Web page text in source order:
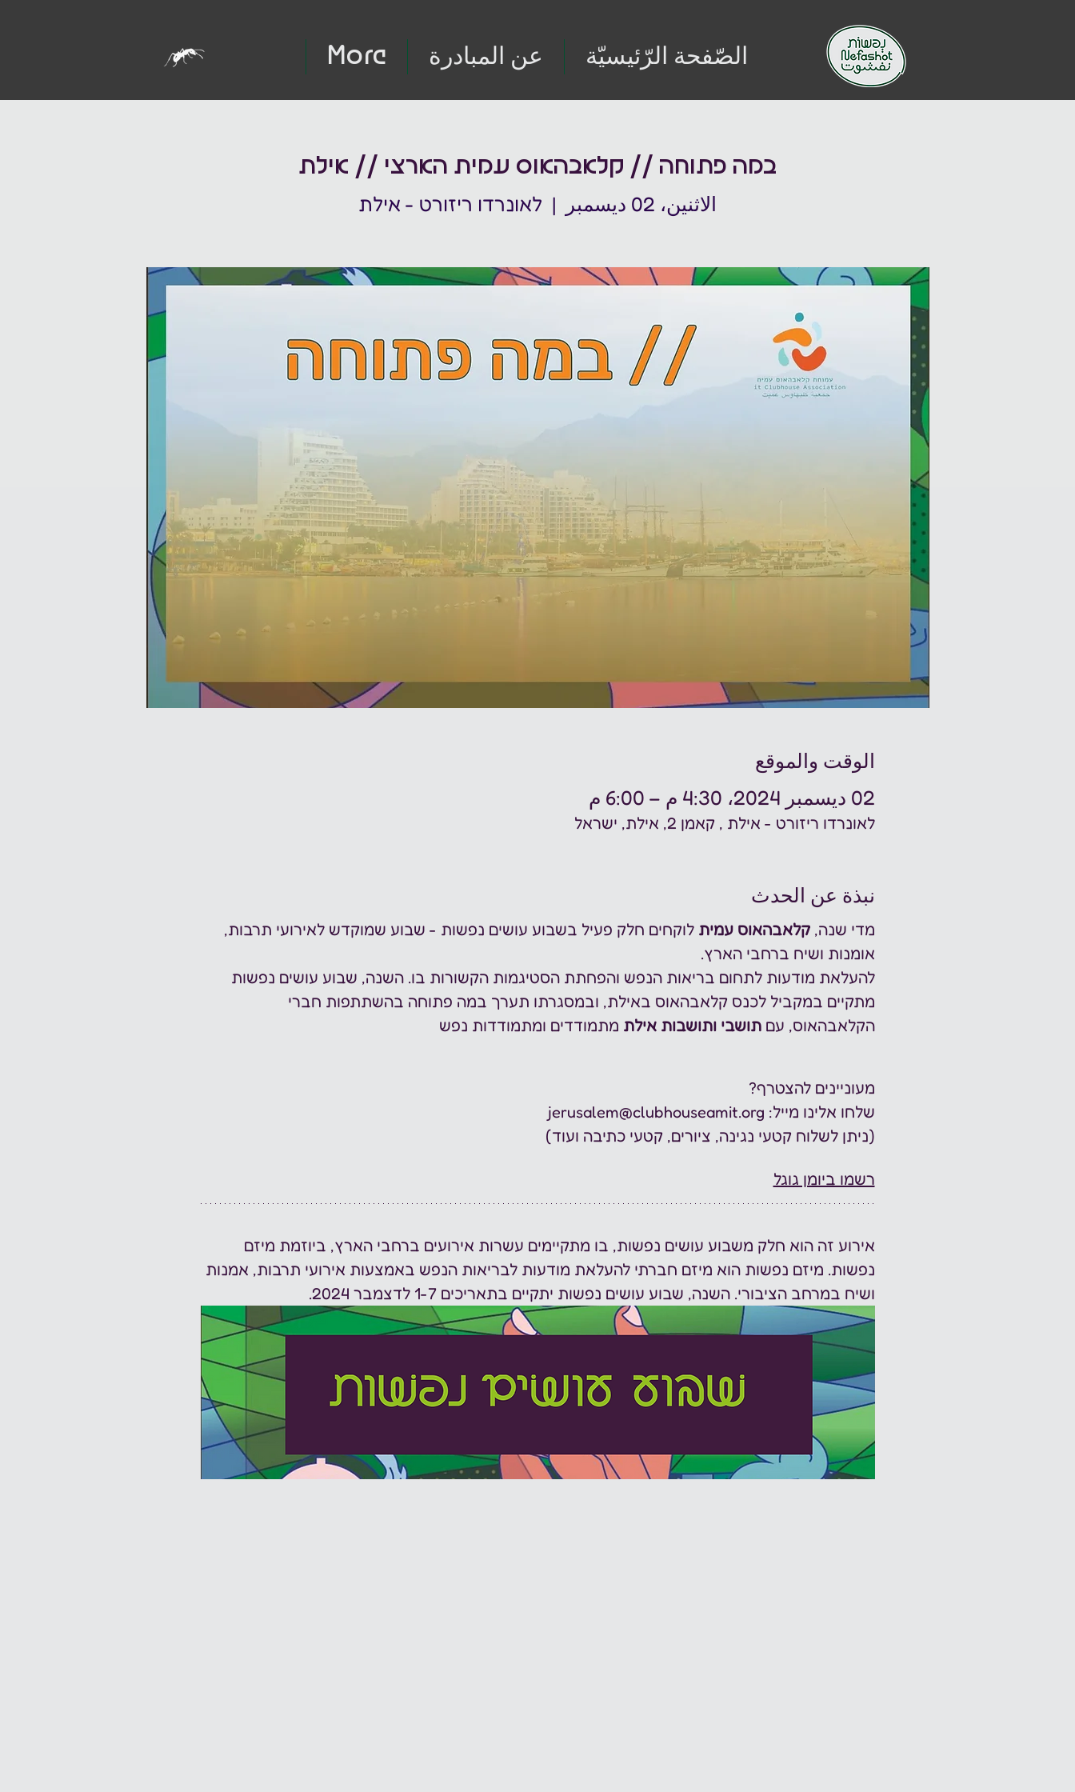
الصّفحة الرّئيسيّة عن المبادرة More
במה פתוחה // קלאבהאוס עמית הארצי // אילת
الاثنين، 02 ديسمبر
  |
לאונרדו ריזורט - אילת
الوقت والموقع
02 ديسمبر 2024، 4:30 م – 6:00 م
לאונרדו ריזורט - אילת , קאמן 2, אילת, ישראל
نبذة عن الحدث
מדי שנה, קלאבהאוס עמית לוקחים חלק פעיל בשבוע עושים נפשות - שבוע שמוקדש לאירועי תרבות,
אומנות ושיח ברחבי הארץ.
להעלאת מודעות לתחום בריאות הנפש והפחתת הסטיגמות הקשורות בו. השנה, שבוע עושים נפשות
מתקיים במקביל לכנס קלאבהאוס באילת, ובמסגרתו תערך במה פתוחה בהשתתפות חברי
הקלאבהאוס, עם תושבי ותושבות אילת מתמודדים ומתמודדות נפש
מעוניינים להצטרף?
שלחו אלינו מייל: jerusalem@clubhouseamit.org
(ניתן לשלוח קטעי נגינה, ציורים, קטעי כתיבה ועוד)
רשמו ביומן גוגל
אירוע זה הוא חלק משבוע עושים נפשות, בו מתקיימים עשרות אירועים ברחבי הארץ, ביוזמת מיזם
נפשות. מיזם נפשות הוא מיזם חברתי להעלאת מודעות לבריאות הנפש באמצעות אירועי תרבות, אמנות
ושיח במרחב הציבורי. השנה, שבוע עושים נפשות יתקיים בתאריכים 1-7 לדצמבר 2024.